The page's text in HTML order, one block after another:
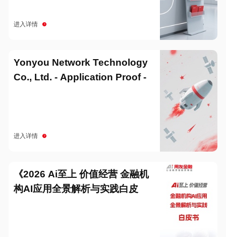
进入详情
Yonyou Network Technology
Co., Ltd. - Application Proof -
进入详情
《2026 Ai至上 价值经营 金融机
构AI应用全景解析与实践白皮